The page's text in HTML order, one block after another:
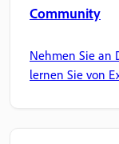
Community
Nehmen Sie an
lernen Sie von